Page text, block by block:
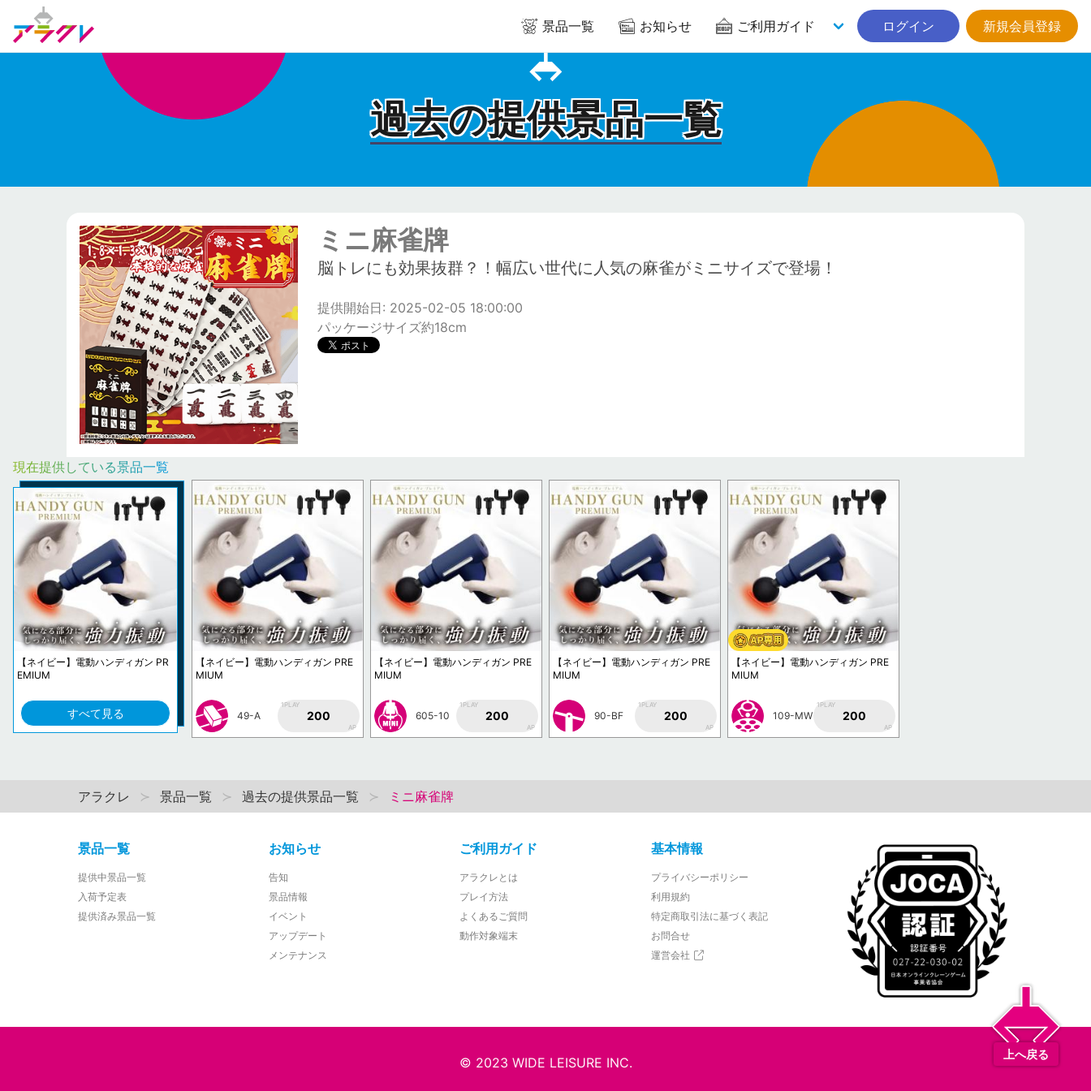
景品一覧 お知らせ ご利用ガイド ログイン 新規会員登録
過去の提供景品一覧
ミニ麻雀牌
脳トレにも効果抜群？！幅広い世代に人気の麻雀がミニサイズで登場！
提供開始日: 2025-02-05 18:00:00
パッケージサイズ約18cm
現在提供している景品一覧
【ネイビー】電動ハンディガン PR
EMIUM
すべて見る
【ネイビー】電動ハンディガン PRE
MIUM
49-A
1PLAY
200
AP
【ネイビー】電動ハンディガン PRE
MIUM
605-10
1PLAY
200
AP
【ネイビー】電動ハンディガン PRE
MIUM
90-BF
1PLAY
200
AP
【ネイビー】電動ハンディガン PRE
MIUM
109-MW
1PLAY
200
AP
アラクレ 景品一覧 過去の提供景品一覧 ミニ麻雀牌
景品一覧
提供中景品一覧
入荷予定表
提供済み景品一覧
お知らせ
告知
景品情報
イベント
アップデート
メンテナンス
ご利用ガイド
アラクレとは
プレイ方法
よくあるご質問
動作対象端末
基本情報
プライバシーポリシー
利用規約
特定商取引法に基づく表記
お問合せ
運営会社
© 2023 WIDE LEISURE INC.
上へ戻る